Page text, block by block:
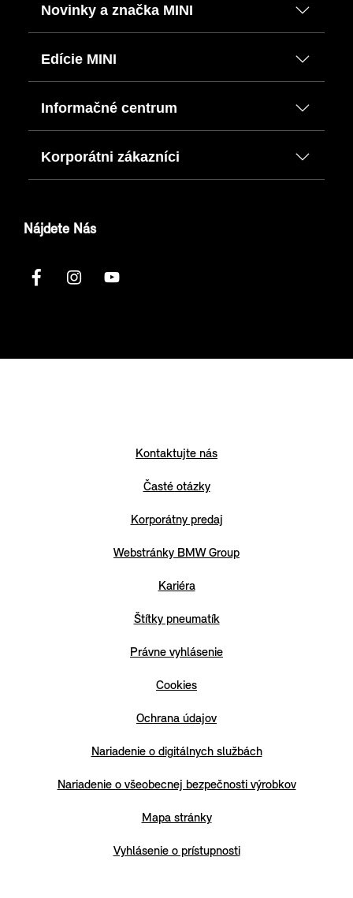
Novinky a značka MINI
Edície MINI
Informačné centrum
Korporátni zákazníci
Nájdete Nás
Kontaktujte nás
Časté otázky
Korporátny predaj
Webstránky BMW Group
Kariéra
Štítky pneumatík
Právne vyhlásenie
Cookies
Ochrana údajov
Nariadenie o digitálnych službách
Nariadenie o všeobecnej bezpečnosti výrobkov
Mapa stránky
Vyhlásenie o prístupnosti